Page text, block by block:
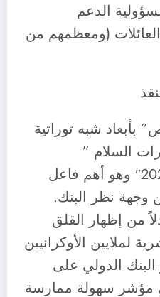
الدعم
(ومعظمهم من
بأبعاد شبه توراتية
السلام ”
و”الاستراتيجية 2020-2025″ وهو أهم فاعل
وجهة نظر البنك.
من إظهار القلق
لملايين الأوكرانيين
البنك الدولي على
مؤشر سهولة ممارسة